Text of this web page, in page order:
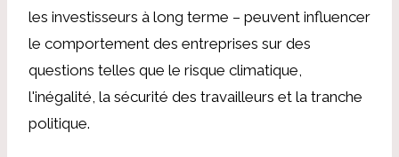
les investisseurs à long terme – peuvent influencer
le comportement des entreprises sur des
questions telles que le risque climatique,
l'inégalité, la sécurité des travailleurs et la tranche
politique.